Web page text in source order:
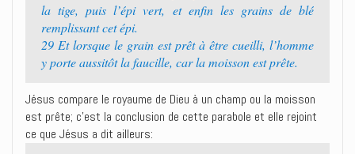
la tige, puis l’épi vert, et enfin les grains de blé
remplissant cet épi.
29 Et lorsque le grain est prêt à être cueilli, l’homme
y porte aussitôt la faucille, car la moisson est prête.
Jésus compare le royaume de Dieu à un champ ou la moisson
est prête; c’est la conclusion de cette parabole et elle rejoint
ce que Jésus a dit ailleurs: